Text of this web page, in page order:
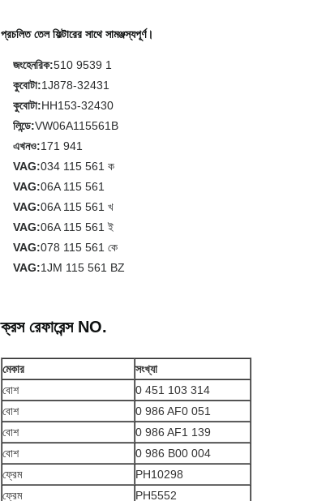
প্রচলিত তেল ফিল্টারের সাথে সামঞ্জস্যপূর্ণ।
জংহেনরিক:510 9539 1
কুবোটা:1J878-32431
কুবোটা:HH153-32430
লিন্ডে:VW06A115561B
এখনও:171 941
VAG:034 115 561 ক
VAG:06A 115 561
VAG:06A 115 561 খ
VAG:06A 115 561 ই
VAG:078 115 561 কে
VAG:1JM 115 561 BZ
ক্রস রেফারেন্স NO.
মেকার
সংখ্যা
বোশ
0 451 103 314
বোশ
0 986 AF0 051
বোশ
0 986 AF1 139
বোশ
0 986 B00 004
ফ্রেম
PH10298
ফ্রেম
PH5552